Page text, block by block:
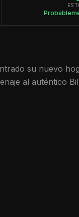
su nuevo
al auténtico